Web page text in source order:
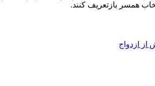
همسر بازتعریف کنند.
از ازدواج